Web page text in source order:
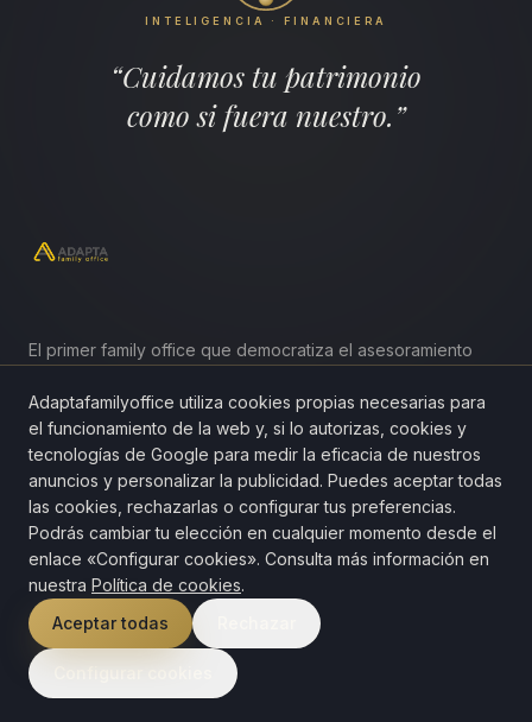
INTELIGENCIA · FINANCIERA
“Cuidamos tu patrimonio
como si fuera nuestro.”
El primer family office que democratiza el asesoramiento
conversación.
NAVEGACIÓN
Inicio
Servicios
Conócenos
Adaptafamilyoffice utiliza cookies propias necesarias para
el funcionamiento de la web y, si lo autorizas, cookies y
tecnologías de Google para medir la eficacia de nuestros
anuncios y personalizar la publicidad. Puedes aceptar todas
las cookies, rechazarlas o configurar tus preferencias.
Podrás cambiar tu elección en cualquier momento desde el
enlace «Configurar cookies». Consulta más información en
nuestra Política de cookies.
Aceptar todas